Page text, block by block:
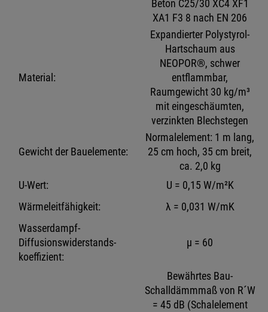
Beton C25/30 XC4 XF1
XA1 F3 8 nach EN 206
Material:
Expandierter Polystyrol-
Hartschaum aus
NEOPOR®, schwer
entflammbar,
Raumgewicht 30 kg/m³
mit eingeschäumten,
verzinkten Blechstegen
Gewicht der Bauelemente:
Normalelement: 1 m lang,
25 cm hoch, 35 cm breit,
ca. 2,0 kg
U-Wert:
U = 0,15 W/m²K
Wärmeleitfähigkeit:
λ = 0,031 W/mK
Wasserdampf-
Diffusionswiderstands-
koeffizient:
μ = 60
Bewährtes Bau-
Schalldämmmaß von R´W
= 45 dB (Schalelement